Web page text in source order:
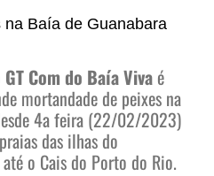
Baía de Guanabara
Com do Baía Viva é
mortandade de peixes na
4a feira (22/02/2023)
das ilhas do
o Cais do Porto do Rio.